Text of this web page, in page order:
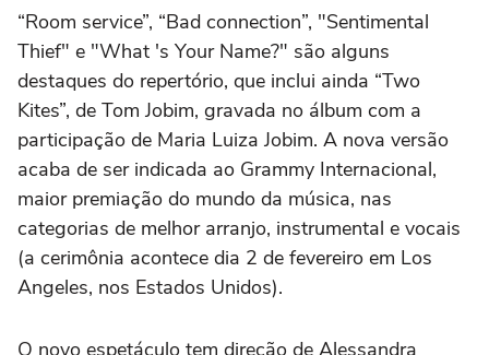
“Room service”, “Bad connection”, "Sentimental
Thief" e "What 's Your Name?" são alguns
destaques do repertório, que inclui ainda “Two
Kites”, de Tom Jobim, gravada no álbum com a
participação de Maria Luiza Jobim. A nova versão
acaba de ser indicada ao Grammy Internacional,
maior premiação do mundo da música, nas
categorias de melhor arranjo, instrumental e vocais
(a cerimônia acontece dia 2 de fevereiro em Los
Angeles, nos Estados Unidos).
O novo espetáculo tem direção de Alessandra